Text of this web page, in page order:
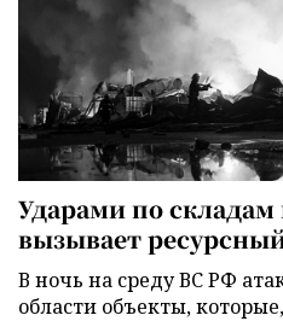
Ударами по складам
вызывает
В ночь на среду ВС РФ
области объекты,